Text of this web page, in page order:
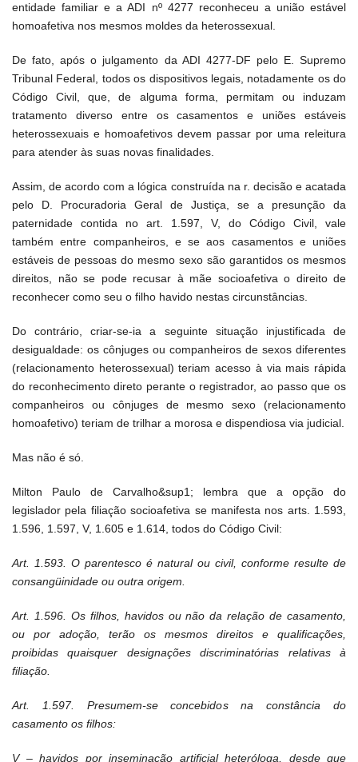
entidade familiar e a ADI nº 4277 reconheceu a união estável
homoafetiva nos mesmos moldes da heterossexual.
De fato, após o julgamento da ADI 4277-DF pelo E. Supremo
Tribunal Federal, todos os dispositivos legais, notadamente os do
Código Civil, que, de alguma forma, permitam ou induzam
tratamento diverso entre os casamentos e uniões estáveis
heterossexuais e homoafetivos devem passar por uma releitura
para atender às suas novas finalidades.
Assim, de acordo com a lógica construída na r. decisão e acatada
pelo D. Procuradoria Geral de Justiça, se a presunção da
paternidade contida no art. 1.597, V, do Código Civil, vale
também entre companheiros, e se aos casamentos e uniões
estáveis de pessoas do mesmo sexo são garantidos os mesmos
direitos, não se pode recusar à mãe socioafetiva o direito de
reconhecer como seu o filho havido nestas circunstâncias.
Do contrário, criar-se-ia a seguinte situação injustificada de
desigualdade: os cônjuges ou companheiros de sexos diferentes
(relacionamento heterossexual) teriam acesso à via mais rápida
do reconhecimento direto perante o registrador, ao passo que os
companheiros ou cônjuges de mesmo sexo (relacionamento
homoafetivo) teriam de trilhar a morosa e dispendiosa via judicial.
Mas não é só.
Milton Paulo de Carvalho&sup1; lembra que a opção do
legislador pela filiação socioafetiva se manifesta nos arts. 1.593,
1.596, 1.597, V, 1.605 e 1.614, todos do Código Civil:
Art. 1.593. O parentesco é natural ou civil, conforme resulte de
consangüinidade ou outra origem.
Art. 1.596. Os filhos, havidos ou não da relação de casamento,
ou por adoção, terão os mesmos direitos e qualificações,
proibidas quaisquer designações discriminatórias relativas à
filiação.
Art. 1.597. Presumem-se concebidos na constância do
casamento os filhos:
V – havidos por inseminação artificial heteróloga, desde que